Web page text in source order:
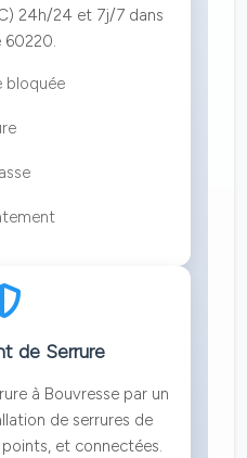
24h/24 et 7j/7 dans
bloquée
de Serrure
à Bouvresse par un
de serrures de
et connectées.